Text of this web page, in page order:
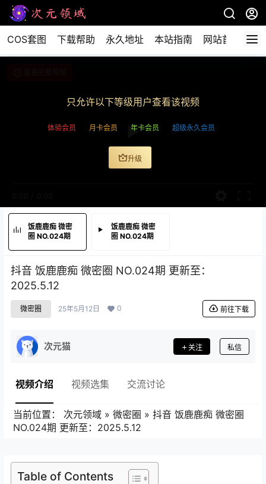
COS套图 下载帮助 永久地址 本站指南 网站首页
只允许以下等级用户查看该视频
体验会员 月卡会员 年卡会员 超级永久会员
升级
饭鹿鹿痴 微密
圈 NO.024期
饭鹿鹿痴 微密
圈 NO.024期
抖音 饭鹿鹿痴 微密圈 NO.024期 更新至：
2025.5.12
微密圈 25年5月12日 0 前往下载
次元猫 关注 私信
视频介绍 视频选集 交流讨论
当前位置： 次元领域 » 微密圈 » 抖音 饭鹿鹿痴 微密圈
NO.024期 更新至：2025.5.12
Table of Contents